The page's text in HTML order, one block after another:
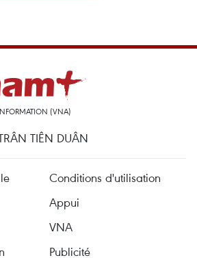
(VNA)
TIÊN DUÂN
Conditions d'utilisation
Appui
VNA
Publicité